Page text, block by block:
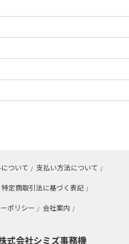
ついて / 支払い方法について /
特定商取引法に基づく表記 /
ポリシー / 会社案内 /
式会社シミズ事務機